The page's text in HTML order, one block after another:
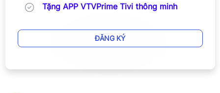
Tặng APP VTVPrime Tivi thông minh
ĐĂNG KÝ